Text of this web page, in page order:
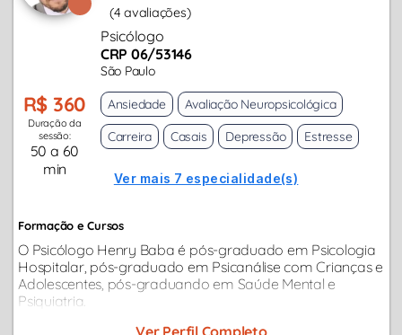
(4 avaliações)
Psicólogo
CRP 06/53146
São Paulo
R$ 360
Duração da
sessão:
50 a 60
min
Ansiedade
Avaliação Neuropsicológica
Carreira
Casais Depressão Estresse
Ver mais 7 especialidade(s)
Formação e Cursos
O Psicólogo Henry Baba é pós-graduado em Psicologia
Hospitalar, pós-graduado em Psicanálise com Crianças e
Adolescentes, pós-graduando em Saúde Mental e
Psiquiatria.